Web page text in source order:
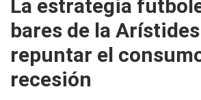
La estrategia
bares de la
repuntar el
recesión